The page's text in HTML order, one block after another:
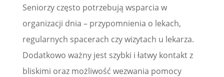
Seniorzy często potrzebują wsparcia w
organizacji dnia – przypomnienia o lekach,
regularnych spacerach czy wizytach u lekarza.
Dodatkowo ważny jest szybki i łatwy kontakt z
bliskimi oraz możliwość wezwania pomocy